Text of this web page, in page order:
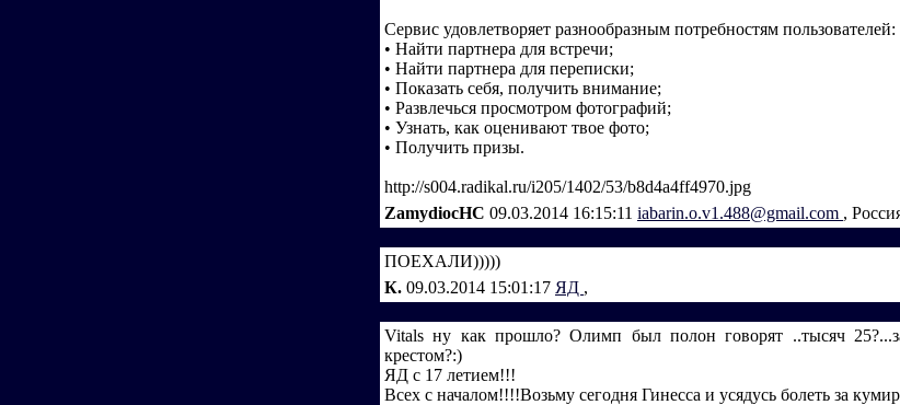
Сервис удовлетворяет разнообразным потребностям пользователей:
• Найти партнера для встречи;
• Найти партнера для переписки;
• Показать себя, получить внимание;
• Развлечься просмотром фотографий;
• Узнать, как оценивают твое фото;
• Получить призы.
http://s004.radikal.ru/i205/1402/53/b8d4a4ff4970.jpg
ZamydiocHC 09.03.2014 16:15:11 iabarin.o.v1.488@gmail.com ,
ПОЕХАЛИ)))))
К. 09.03.2014 15:01:17 ЯД ,
Vitals ну как прошло? Олимп был полон говорят ..тысяч
крестом?:)
ЯД с 17 летием!!!
Всех с началом!!!!Возьму сегодня Гинесса и усядусь болеть за